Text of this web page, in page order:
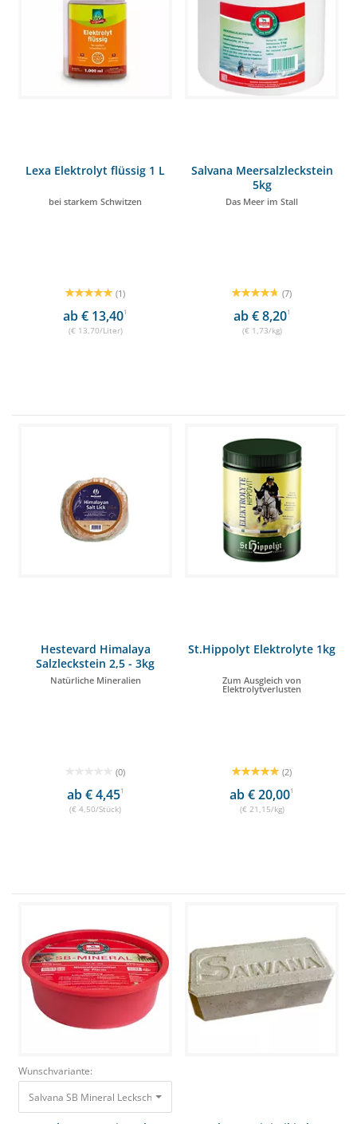
Lexa Elektrolyt flüssig 1 L
bei starkem Schwitzen
(1)
ab € 13,401
(€ 13,70/Liter)
Salvana Meersalzleckstein
5kg
Das Meer im Stall
(7)
ab € 8,201
(€ 1,73/kg)
Hestevard Himalaya
Salzleckstein 2,5 - 3kg
Natürliche Mineralien
(0)
ab € 4,451
(€ 4,50/Stück)
St.Hippolyt Elektrolyte 1kg
Zum Ausgleich von
Elektrolytverlusten
(2)
ab € 20,001
(€ 21,15/kg)
Wunschvariante:
Salvana SB Mineral Leckschale 10kg Mineralstoffe & Spurenelemente